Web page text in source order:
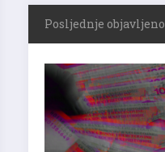
Posljednje objavljeno